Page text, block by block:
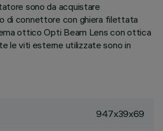
sono da acquistare
di connettore con ghiera filettata
ottico Opti Beam Lens con ottica
le viti esterne utilizzate sono in
947x39x69